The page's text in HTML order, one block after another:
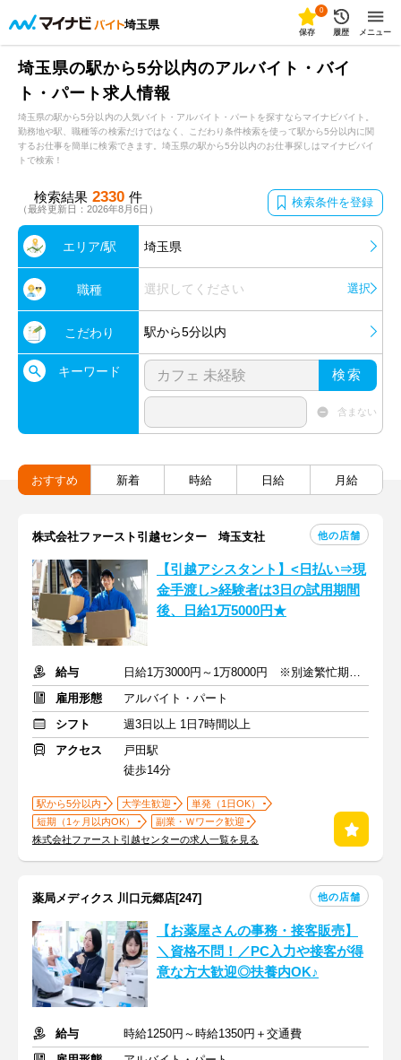
埼玉県
0
保存 履歴 メニュー
埼玉県の駅から5分以内のアルバイト・バイ
ト・パート求人情報
埼玉県の駅から5分以内の人気バイト・アルバイト・パートを探すならマイナビバイト。
勤務地や駅、職種等の検索だけではなく、こだわり条件検索を使って駅から5分以内に関
するお仕事を簡単に検索できます。埼玉県の駅から5分以内のお仕事探しはマイナビバイ
トで検索！
検索結果 2330 件
（最終更新日：2026年8月6日） 検索条件を登録
エリア/駅 埼玉県
職種 選択してください 選択
こだわり 駅から5分以内
キーワード 検索
含まない
おすすめ 新着 時給 日給 月給
株式会社ファースト引越センター 埼玉支社 他の店舗
【引越アシスタント】<日払い⇒現
金手渡し>経験者は3日の試用期間
後、日給1万5000円★
給与
日給1万3000円～1万8000円 ※別途繁忙期手当支給
雇用形態
アルバイト・パート
シフト
週3日以上 1日7時間以上
アクセス
戸田駅
徒歩14分
駅から5分以内 大学生歓迎
単発（1日OK）
短期（1ヶ月以内OK）
副業・Ｗワーク歓迎
株式会社ファースト引越センターの求人一覧を見る
薬局メディクス 川口元郷店[247] 他の店舗
【お薬屋さんの事務・接客販売】
＼資格不問！／PC入力や接客が得
意な方大歓迎◎扶養内OK♪
給与
時給1250円～時給1350円＋交通費